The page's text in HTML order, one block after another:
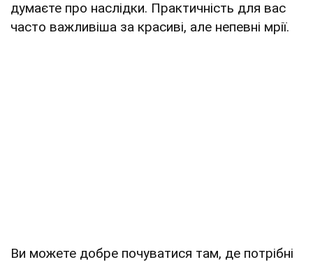
думаєте про наслідки. Практичність для вас
часто важливіша за красиві, але непевні мрії.
Ви можете добре почуватися там, де потрібні